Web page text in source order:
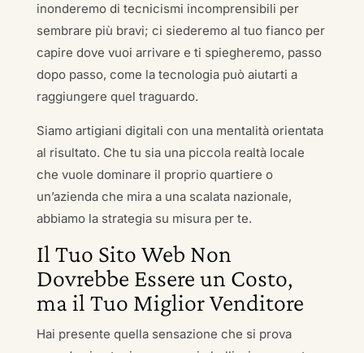
inonderemo di tecnicismi incomprensibili per
sembrare più bravi; ci siederemo al tuo fianco per
capire dove vuoi arrivare e ti spiegheremo, passo
dopo passo, come la tecnologia può aiutarti a
raggiungere quel traguardo.
Siamo artigiani digitali con una mentalità orientata
al risultato. Che tu sia una piccola realtà locale
che vuole dominare il proprio quartiere o
un’azienda che mira a una scalata nazionale,
abbiamo la strategia su misura per te.
Il Tuo Sito Web Non
Dovrebbe Essere un Costo,
ma il Tuo Miglior Venditore
Hai presente quella sensazione che si prova